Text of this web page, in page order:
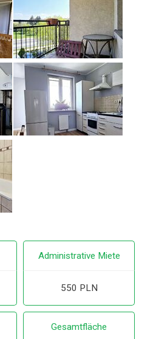
Administrative Miete
550 PLN
Gesamtfläche